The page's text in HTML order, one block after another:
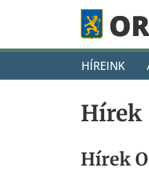
HÍREINK
Hírek
Hírek